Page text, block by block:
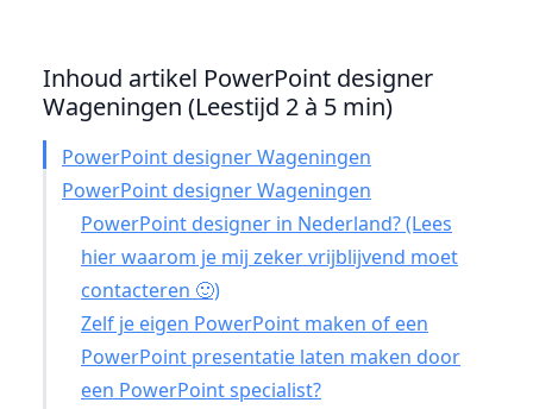
Inhoud artikel PowerPoint designer
Wageningen (Leestijd 2 à 5 min)
PowerPoint designer Wageningen
PowerPoint designer Wageningen
PowerPoint designer in Nederland? (Lees
hier waarom je mij zeker vrijblijvend moet
contacteren 🙂)
Zelf je eigen PowerPoint maken of een
PowerPoint presentatie laten maken door
een PowerPoint specialist?